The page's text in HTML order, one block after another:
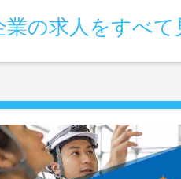
業の求人をすべて